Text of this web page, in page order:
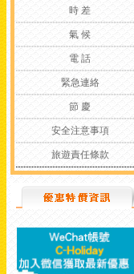
時 差
氣 候
電 話
緊急連絡
節 慶
安全注意事項
旅遊責任條款